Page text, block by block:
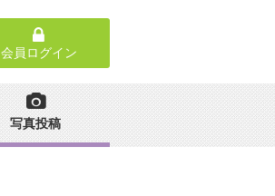
会員ログイン
写真投稿